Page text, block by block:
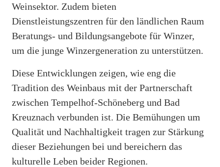
Weinsektor. Zudem bieten
Dienstleistungszentren für den ländlichen Raum
Beratungs- und Bildungsangebote für Winzer,
um die junge Winzergeneration zu unterstützen.
Diese Entwicklungen zeigen, wie eng die
Tradition des Weinbaus mit der Partnerschaft
zwischen Tempelhof-Schöneberg und Bad
Kreuznach verbunden ist. Die Bemühungen um
Qualität und Nachhaltigkeit tragen zur Stärkung
dieser Beziehungen bei und bereichern das
kulturelle Leben beider Regionen.